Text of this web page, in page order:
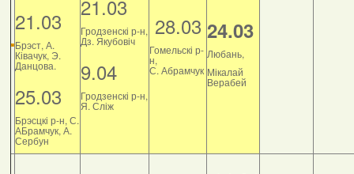
21.03
Брэст, А.
Ківачук, Э.
Данцова.
25.03
Брэсцкі р-н, С.
АБрамчук, А.
Сербун
21.03
Гродзенскі р-н,
Дз. Якубовіч
9.04
Гродзенскі р-н,
Я. Сліж
28.03
Гомельскі р-
н,
С. Абрамчук
24.03
Любань,
Мікалай
Верабей